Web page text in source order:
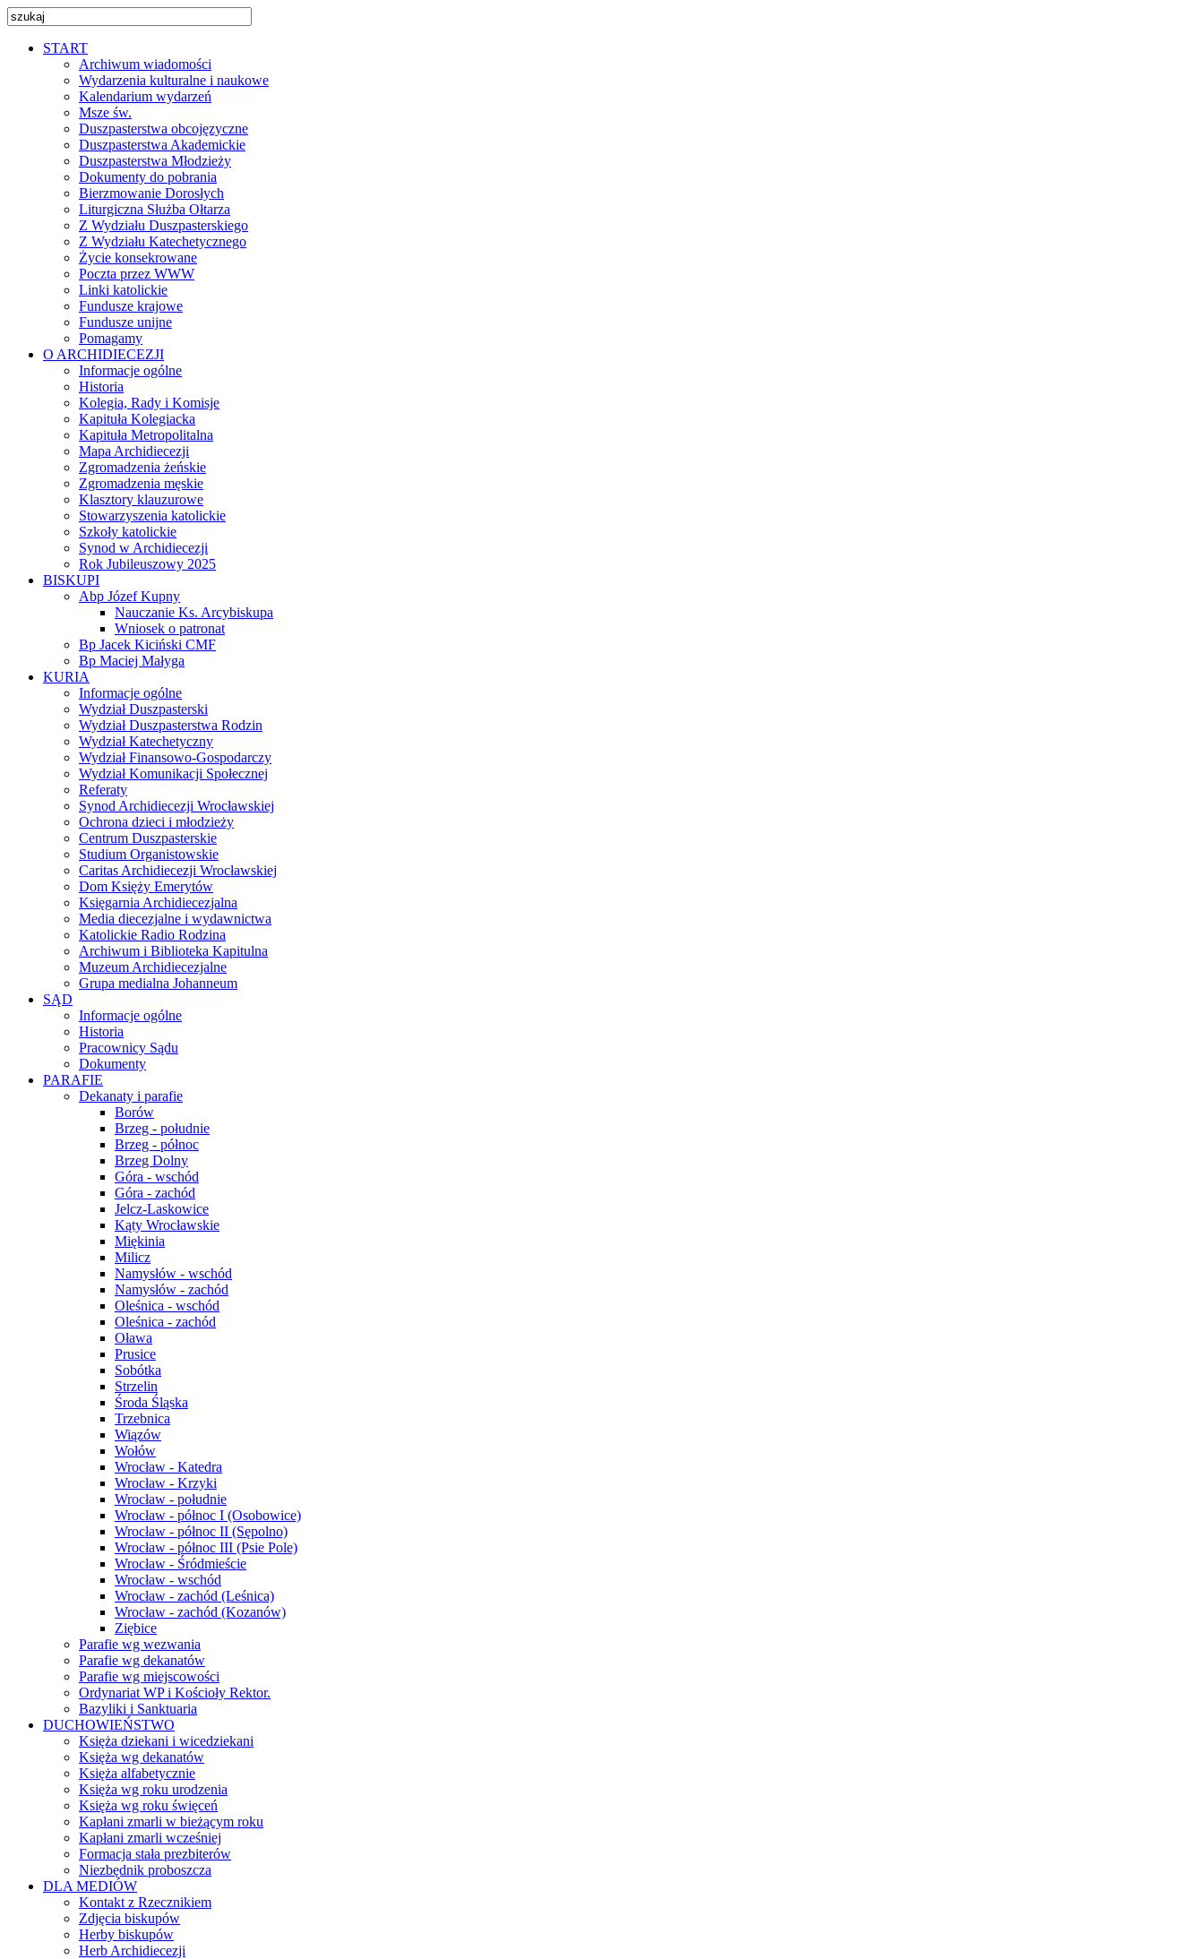
START
Archiwum wiadomości
Wydarzenia kulturalne i naukowe
Kalendarium wydarzeń
Msze św.
Duszpasterstwa obcojęzyczne
Duszpasterstwa Akademickie
Duszpasterstwa Młodzieży
Dokumenty do pobrania
Bierzmowanie Dorosłych
Liturgiczna Służba Ołtarza
Z Wydziału Duszpasterskiego
Z Wydziału Katechetycznego
Życie konsekrowane
Poczta przez WWW
Linki katolickie
Fundusze krajowe
Fundusze unijne
Pomagamy
O ARCHIDIECEZJI
Informacje ogólne
Historia
Kolegia, Rady i Komisje
Kapituła Kolegiacka
Kapituła Metropolitalna
Mapa Archidiecezji
Zgromadzenia żeńskie
Zgromadzenia męskie
Klasztory klauzurowe
Stowarzyszenia katolickie
Szkoły katolickie
Synod w Archidiecezji
Rok Jubileuszowy 2025
BISKUPI
Abp Józef Kupny
Nauczanie Ks. Arcybiskupa
Wniosek o patronat
Bp Jacek Kiciński CMF
Bp Maciej Małyga
KURIA
Informacje ogólne
Wydział Duszpasterski
Wydział Duszpasterstwa Rodzin
Wydział Katechetyczny
Wydział Finansowo-Gospodarczy
Wydział Komunikacji Społecznej
Referaty
Synod Archidiecezji Wrocławskiej
Ochrona dzieci i młodzieży
Centrum Duszpasterskie
Studium Organistowskie
Caritas Archidiecezji Wrocławskiej
Dom Księży Emerytów
Księgarnia Archidiecezjalna
Media diecezjalne i wydawnictwa
Katolickie Radio Rodzina
Archiwum i Biblioteka Kapitulna
Muzeum Archidiecezjalne
Grupa medialna Johanneum
SĄD
Informacje ogólne
Historia
Pracownicy Sądu
Dokumenty
PARAFIE
Dekanaty i parafie
Borów
Brzeg - południe
Brzeg - północ
Brzeg Dolny
Góra - wschód
Góra - zachód
Jelcz-Laskowice
Kąty Wrocławskie
Miękinia
Milicz
Namysłów - wschód
Namysłów - zachód
Oleśnica - wschód
Oleśnica - zachód
Oława
Prusice
Sobótka
Strzelin
Środa Śląska
Trzebnica
Wiązów
Wołów
Wrocław - Katedra
Wrocław - Krzyki
Wrocław - południe
Wrocław - północ I (Osobowice)
Wrocław - północ II (Sępolno)
Wrocław - północ III (Psie Pole)
Wrocław - Śródmieście
Wrocław - wschód
Wrocław - zachód (Leśnica)
Wrocław - zachód (Kozanów)
Ziębice
Parafie wg wezwania
Parafie wg dekanatów
Parafie wg miejscowości
Ordynariat WP i Kościoły Rektor.
Bazyliki i Sanktuaria
DUCHOWIEŃSTWO
Księża dziekani i wicedziekani
Księża wg dekanatów
Księża alfabetycznie
Księża wg roku urodzenia
Księża wg roku święceń
Kapłani zmarli w bieżącym roku
Kapłani zmarli wcześniej
Formacja stała prezbiterów
Niezbędnik proboszcza
DLA MEDIÓW
Kontakt z Rzecznikiem
Zdjęcia biskupów
Herby biskupów
Herb Archidiecezji